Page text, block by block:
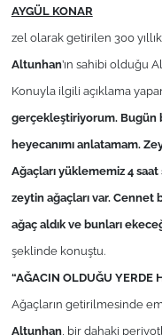
AYGÜL KONAR
zel olarak getirilen 300 yıllık
Altunhan’ın sahibi olduğu
Konuyla ilgili açıklama
gerçekleştiriyorum. Bugün
heyecanımı anlatamam.
Ağaçları yüklememiz 4
zeytin ağaçları var.
ağaç aldık ve bunları
şeklinde konuştu.
“AĞACIN OLDUĞU YERDE
Ağaçların getirilmesinde
Altunhan, bir dahaki
EDİRNE
TEKİRDAĞ
KIRKLARELİ
TÜRKİYE
Bölge